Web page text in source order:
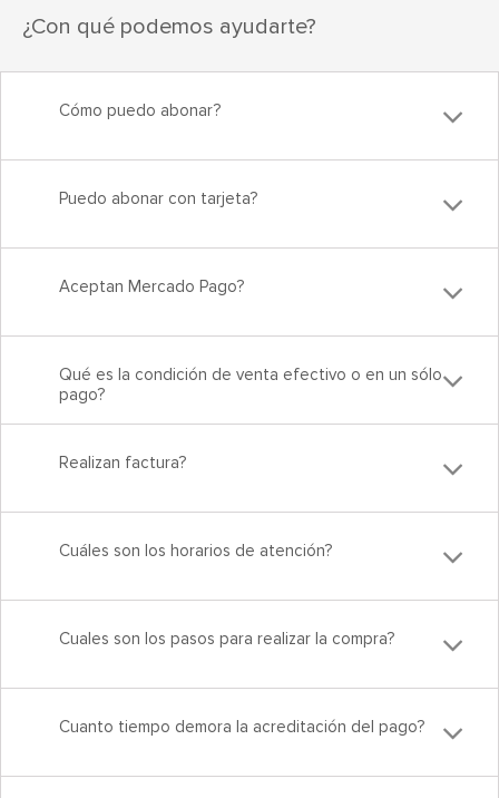
¿Con qué podemos ayudarte?
Cómo puedo abonar?
Puedo abonar con tarjeta?
Aceptan Mercado Pago?
Qué es la condición de venta efectivo o en un sólo
pago?
Realizan factura?
Cuáles son los horarios de atención?
Cuales son los pasos para realizar la compra?
Cuanto tiempo demora la acreditación del pago?